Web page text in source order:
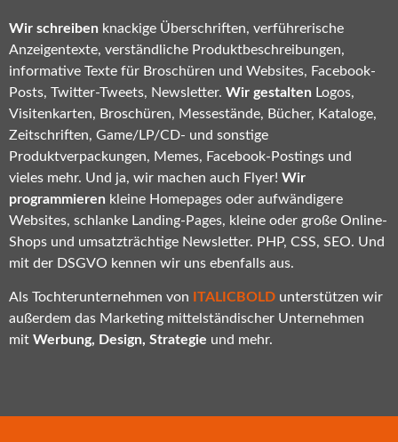
Wir schreiben knackige Überschriften, verführerische
Anzeigentexte, verständliche Produktbeschreibungen,
informative Texte für Broschüren und Websites, Facebook-
Posts, Twitter-Tweets, Newsletter. Wir gestalten Logos,
Visitenkarten, Broschüren, Messestände, Bücher, Kataloge,
Zeitschriften, Game/LP/CD- und sonstige
Produktverpackungen, Memes, Facebook-Postings und
vieles mehr. Und ja, wir machen auch Flyer! Wir
programmieren kleine Homepages oder aufwändigere
Websites, schlanke Landing-Pages, kleine oder große Online-
Shops und umsatzträchtige Newsletter. PHP, CSS, SEO. Und
mit der DSGVO kennen wir uns ebenfalls aus.
Als Tochterunternehmen von ITALICBOLD unterstützen wir
außerdem das Marketing mittelständischer Unternehmen
mit Werbung, Design, Strategie und mehr.